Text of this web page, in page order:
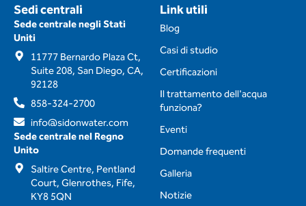
Sedi centrali
Sede centrale negli Stati
Uniti
11777 Bernardo Plaza Ct,
Suite 208, San Diego, CA,
92128
858-324-2700
info@sidonwater.com
Sede centrale nel Regno
Unito
Saltire Centre, Pentland
Court, Glenrothes, Fife,
KY8 5QN
Link utili
Blog
Casi di studio
Certificazioni
Il trattamento dell'acqua
funziona?
Eventi
Domande frequenti
Galleria
Notizie